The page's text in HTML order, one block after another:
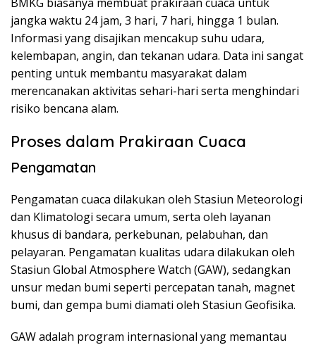
jangka waktu 24 jam, 3 hari, 7 hari, hingga 1 bulan.
Informasi yang disajikan mencakup suhu udara,
kelembapan, angin, dan tekanan udara. Data ini sangat
penting untuk membantu masyarakat dalam
merencanakan aktivitas sehari-hari serta menghindari
risiko bencana alam.
Proses dalam Prakiraan Cuaca
Pengamatan
Pengamatan cuaca dilakukan oleh Stasiun Meteorologi
dan Klimatologi secara umum, serta oleh layanan
khusus di bandara, perkebunan, pelabuhan, dan
pelayaran. Pengamatan kualitas udara dilakukan oleh
Stasiun Global Atmosphere Watch (GAW), sedangkan
unsur medan bumi seperti percepatan tanah, magnet
bumi, dan gempa bumi diamati oleh Stasiun Geofisika.
GAW adalah program internasional yang memantau